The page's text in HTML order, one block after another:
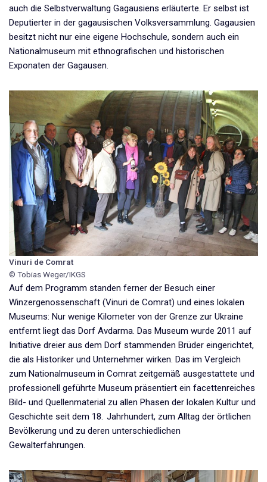
auch die Selbstverwaltung Gagausiens erläuterte. Er selbst ist
Deputierter in der gagausischen Volksversammlung. Gagausien
besitzt nicht nur eine eigene Hochschule, sondern auch ein
Nationalmuseum mit ethnografischen und historischen
Exponaten der Gagausen.
Vinuri de Comrat
© Tobias Weger/IKGS
Auf dem Programm standen ferner der Besuch einer
Winzergenossenschaft (Vinuri de Comrat) und eines lokalen
Museums: Nur wenige Kilometer von der Grenze zur Ukraine
entfernt liegt das Dorf Avdarma. Das Museum wurde 2011 auf
Initiative dreier aus dem Dorf stammenden Brüder eingerichtet,
die als Historiker und Unternehmer wirken. Das im Vergleich
zum Nationalmuseum in Comrat zeitgemäß ausgestattete und
professionell geführte Museum präsentiert ein facettenreiches
Bild- und Quellenmaterial zu allen Phasen der lokalen Kultur und
Geschichte seit dem 18. Jahrhundert, zum Alltag der örtlichen
Bevölkerung und zu deren unterschiedlichen
Gewalterfahrungen.